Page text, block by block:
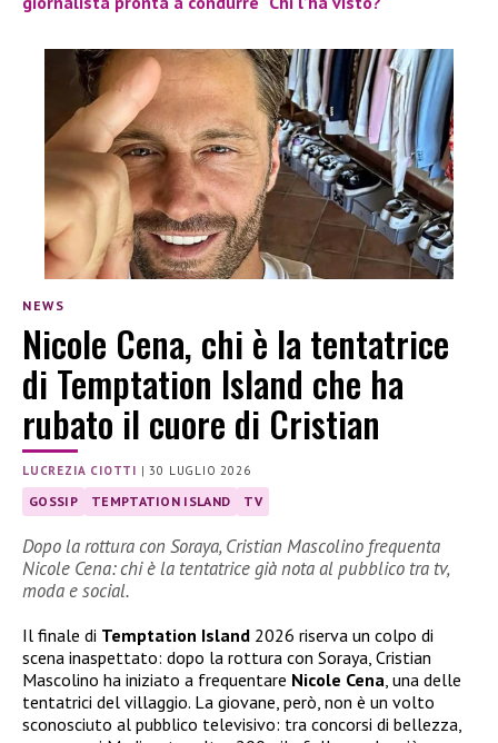
NEWS
Nicole Cena, chi è la tentatrice
di Temptation Island che ha
rubato il cuore di Cristian
LUCREZIA CIOTTI |30 LUGLIO 2026
GOSSIP TEMPTATION ISLAND TV
Dopo la rottura con Soraya, Cristian Mascolino frequenta
Nicole Cena: chi è la tentatrice già nota al pubblico tra tv,
moda e social.
Il finale di Temptation Island 2026 riserva un colpo di
scena inaspettato: dopo la rottura con Soraya, Cristian
Mascolino ha iniziato a frequentare Nicole Cena, una delle
tentatrici del villaggio. La giovane, però, non è un volto
sconosciuto al pubblico televisivo: tra concorsi di bellezza,